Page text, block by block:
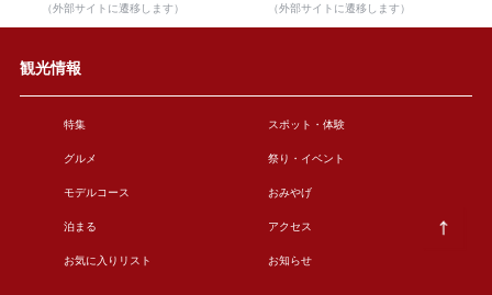
（外部サイトに遷移します） （外部サイトに遷移します）
観光情報
特集 スポット・体験
グルメ 祭り・イベント
モデルコース おみやげ
泊まる アクセス
お気に入りリスト お知らせ